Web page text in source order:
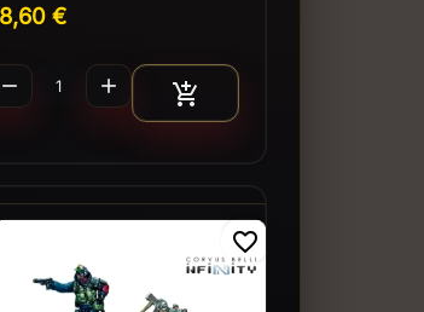
€
  
favorite_border